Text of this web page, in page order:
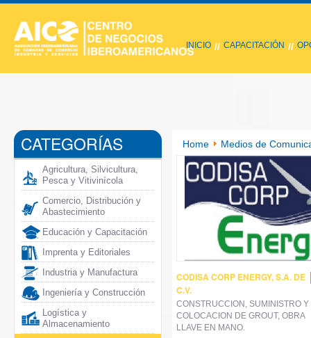
INICIO // CAPACITACIÓN //
CATEGORÍAS
Agricultura, Silvicultura,
Pesca y Vitivinícola
Comercio, Distribución y
Abastecimiento
Educación y Capacitación
Imprenta y Editoriales
Industria y Manufactura
Ingeniería y Construcción
Logística y
Almacenamiento
Home Medios de
CODISA CORP ENERGY, S.A. DE
C.V.
CONSTRUCCION, SUMINISTRO Y
COLOCACION DE GROUT, OBRA
LLAVE EN MANO.